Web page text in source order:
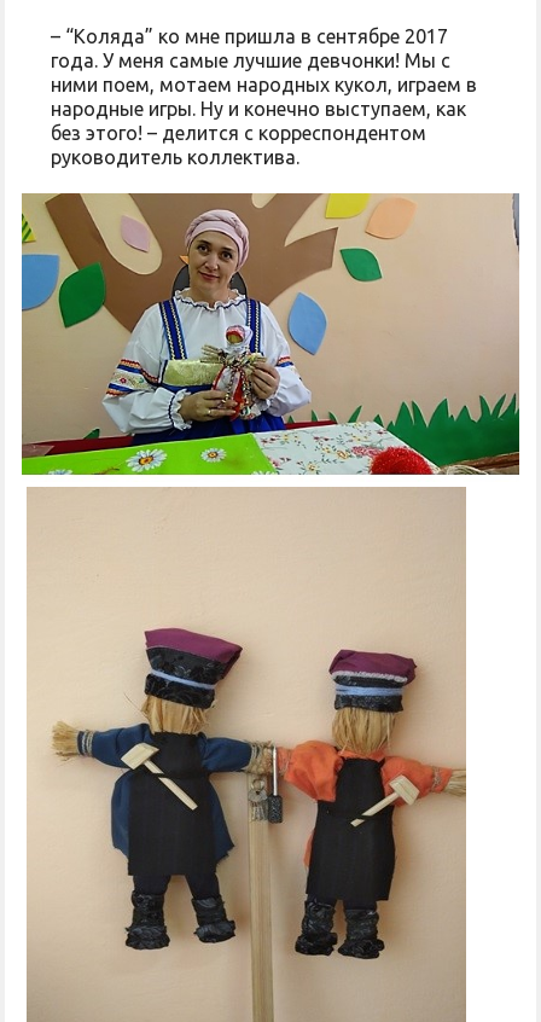
– “Коляда” ко мне пришла в сентябре 2017
года. У меня самые лучшие девчонки! Мы с
ними поем, мотаем народных кукол, играем в
народные игры. Ну и конечно выступаем, как
без этого! – делится с корреспондентом
руководитель коллектива.